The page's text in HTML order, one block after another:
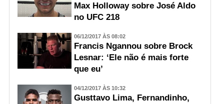
Max Holloway sobre José Aldo
no UFC 218
06/12/2017 ÀS 08:02
Francis Ngannou sobre Brock
Lesnar: ‘Ele não é mais forte
que eu’
04/12/2017 ÀS 10:32
Gusttavo Lima, Fernandinho,